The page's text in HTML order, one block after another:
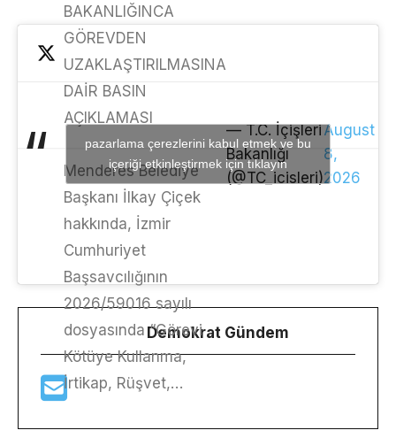
BAKANLIĞINCA
GÖREVDEN
UZAKLAŞTIRILMASINA
DAİR BASIN
AÇIKLAMASI
Menderes Belediye
Başkanı İlkay Çiçek
hakkında, İzmir
Cumhuriyet
Başsavcılığının
2026/59016 sayılı
dosyasında “Görevi
Kötüye Kullanma,
İrtikap, Rüşvet,…
— T.C. İçişleri
Bakanlığı
(@TC_icisleri)
August
8,
2026
pazarlama çerezlerini kabul etmek ve bu
içeriği etkinleştirmek için tıklayın
Demokrat Gündem